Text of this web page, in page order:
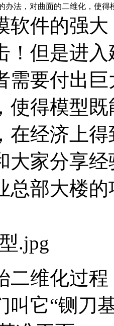
办法，对曲面的二维化，使得
软件的强
！但是进
需要付出
使得模型
在经济上
大家分享
总部大楼
二维化过
叫它“铡刀